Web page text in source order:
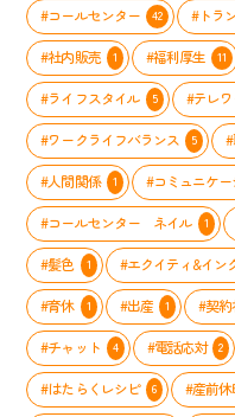
#コールセンター 42 #トラ
#社内販売 1 #福利厚生 11
#ライフスタイル 5 #テレ
#ワークライフバランス 5
#人間関係 1 #コミュニケ
#コールセンター ネイル 1
#髪色 1 #エクイティ&イン
#育休 1 #出産 1 #契約
#チャット 4 #電話応対 2
#はたらくレシピ 6 #産前休